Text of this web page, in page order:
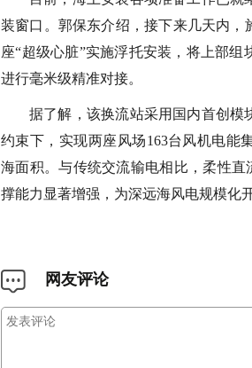
装窗口。郭保东介绍，接下来几天内
座“超级心脏”实施浮托安装，将上部
进行毫米级精准对接。
据了解，该换流站采用国内首创模
约束下，实现两座风场163台风机电能
海面积。与传统交流输电相比，柔性
撑能力显著增强，为深远海风电规模化
网友评论